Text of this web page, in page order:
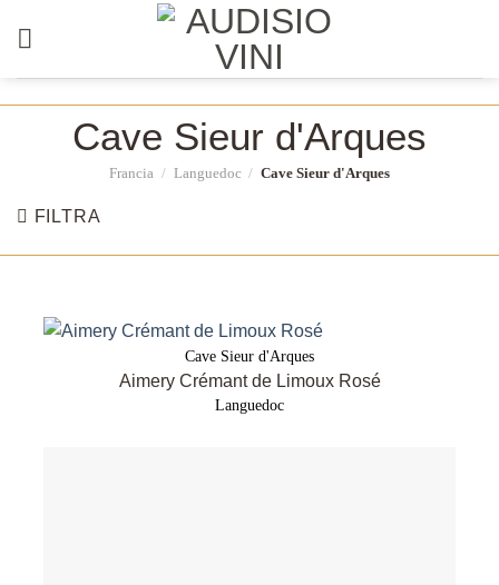
Cave Sieur d'Arques
Francia / Languedoc / Cave Sieur d'Arques
FILTRA
Cave Sieur d'Arques
Aimery Crémant de Limoux Rosé
Languedoc